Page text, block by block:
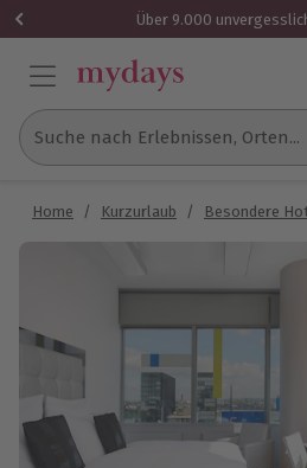
Über 9.000
Suche nach Erlebnissen, Orten...
Home / Kurzurlaub / Besondere